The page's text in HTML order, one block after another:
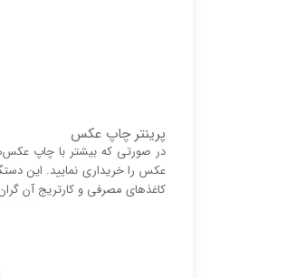
پرینتر چاپ عکس
در صورتی که بیشتر با چاپ
عکس را خریداری نمایید. این
کاغذ‌های مصرفی و کارتریج آن